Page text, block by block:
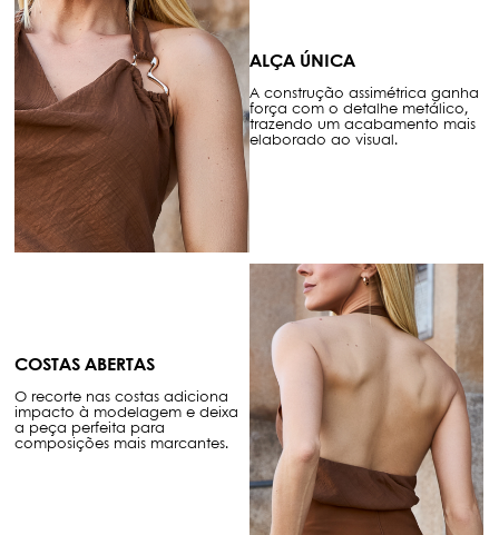
ALÇA ÚNICA
A construção assimétrica ganha
força com o detalhe metálico,
trazendo um acabamento mais
elaborado ao visual.
COSTAS ABERTAS
O recorte nas costas adiciona
impacto à modelagem e deixa
a peça perfeita para
composições mais marcantes.